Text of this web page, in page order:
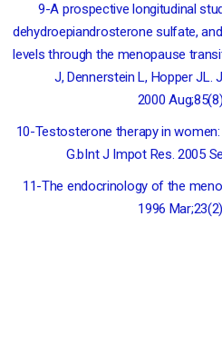
9-A prospective longitudinal
dehydroepiandrosterone sulfate,
levels through the menopause
J, Dennerstein L, Hopper JL.
2000
10-Testosterone therapy in
G.bInt J Impot Res. 2005
11-The endocrinology of the
1996